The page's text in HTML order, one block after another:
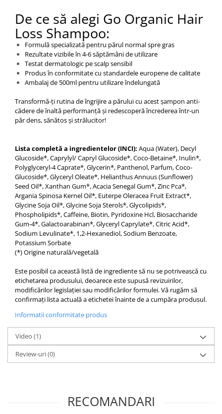
De ce să alegi Go Organic Hair
Loss Shampoo:
Formulă specializată pentru părul normal spre gras
Rezultate vizibile în 4-6 săptămâni de utilizare
Testat dermatologic pe scalp sensibil
Produs în conformitate cu standardele europene de calitate
Ambalaj de 500ml pentru utilizare îndelungată
Transformă-ți rutina de îngrijire a părului cu acest șampon anti-
cădere de înaltă performanță și redescoperă încrederea într-un
păr dens, sănătos și strălucitor!
Lista completă a ingredientelor (INCI): Aqua (Water), Decyl
Glucoside*, Caprylyl/ Capryl Glucoside*, Coco-Betaine*, Inulin*,
Polyglyceryl-4 Caprate*, Glycerin*, Panthenol, Parfum, Coco-
Glucoside*, Glyceryl Oleate*, Helianthus Annuus (Sunflower)
Seed Oil*, Xanthan Gum*, Acacia Senegal Gum*, Zinc Pca*,
Argania Spinosa Kernel Oil*, Euterpe Oleracea Fruit Extract*,
Glycine Soja Oil*, Glycine Soja Sterols*, Glycolipids*,
Phospholipids*, Caffeine, Biotin, Pyridoxine Hcl, Biosaccharide
Gum-4*, Galactoarabinan*, Glyceryl Caprylate*, Citric Acid*,
Sodium Levulinate*, 1,2-Hexanediol, Sodium Benzoate,
Potassium Sorbate
(*) Origine naturală/vegetală
Este posibil ca această listă de ingrediente să nu se potrivească cu
etichetarea produsului, deoarece este supusă revizuirilor,
modificărilor legislației sau modificărilor formulei. Vă rugăm să
confirmați lista actuală a etichetei înainte de a cumpăra produsul.
Informatii conformitate produs
Video (1)
Review-uri(0)
RECOMANDARI